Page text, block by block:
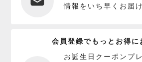
情報をいち早くお届
会員登録でもっとお得に
お誕生日クーポンプ